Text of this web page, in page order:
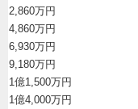
2,860万円
4,860万円
6,930万円
9,180万円
1億1,500万円
1億4,000万円